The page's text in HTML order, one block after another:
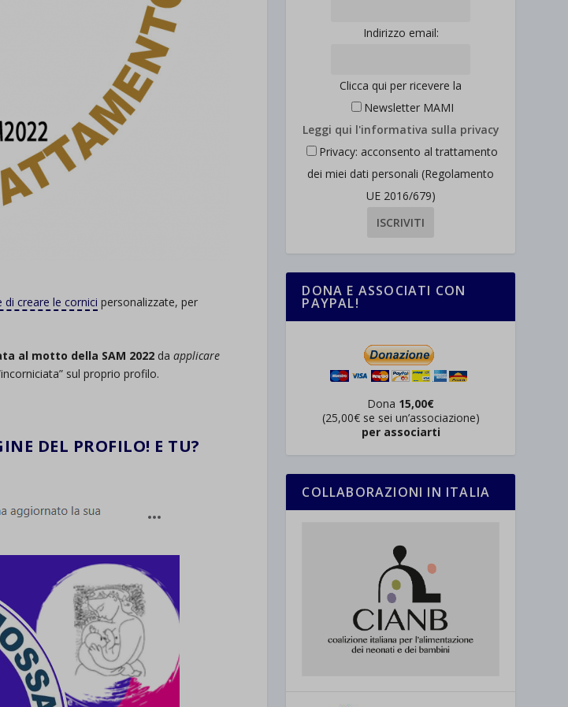
creare le cornici personalizzate, per
al motto della SAM 2022da applicare
sul proprio profilo.
DEL PROFILO! E TU?
Indirizzo email:
Clicca qui per ricevere la
Newsletter MAMI
Leggi qui l'informativa sulla privacy
Privacy: acconsento al trattamento
dei miei dati personali (Regolamento
UE 2016/679)
DONA E ASSOCIATI CON
PAYPAL!
Dona 15,00€
(25,00€ se sei un’associazione)
per associarti
COLLABORAZIONI IN ITALIA